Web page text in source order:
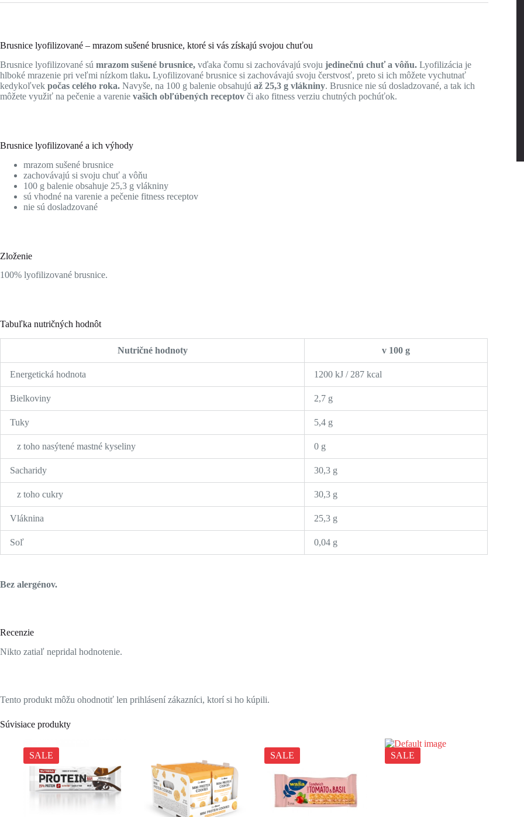
Brusnice lyofilizované – mrazom sušené brusnice, ktoré si vás získajú svojou chuťou
Brusnice lyofilizované sú mrazom sušené brusnice, vďaka čomu si zachovávajú svoju jedinečnú chuť a vôňu. Lyofilizácia je
hlboké mrazenie pri veľmi nízkom tlaku. Lyofilizované brusnice si zachovávajú svoju čerstvosť, preto si ich môžete vychutnať
kedykoľvek počas celého roka. Navyše, na 100 g balenie obsahujú až 25,3 g vlákniny. Brusnice nie sú dosladzované, a tak ich
môžete využiť na pečenie a varenie vašich obľúbených receptov či ako fitness verziu chutných pochúťok.
Brusnice lyofilizované a ich výhody
mrazom sušené brusnice
zachovávajú si svoju chuť a vôňu
100 g balenie obsahuje 25,3 g vlákniny
sú vhodné na varenie a pečenie fitness receptov
nie sú dosladzované
Zloženie
100% lyofilizované brusnice.
Tabuľka nutričných hodnôt
Nutričné hodnoty v 100 g
Energetická hodnota 1200 kJ / 287 kcal
Bielkoviny 2,7 g
Tuky 5,4 g
z toho nasýtené mastné kyseliny 0 g
Sacharidy 30,3 g
z toho cukry 30,3 g
Vláknina 25,3 g
Soľ 0,04 g
Bez alergénov.
Recenzie
Nikto zatiaľ nepridal hodnotenie.
Tento produkt môžu ohodnotiť len prihlásení zákazníci, ktorí si ho kúpili.
Súvisiace produkty
SALE SALE SALE